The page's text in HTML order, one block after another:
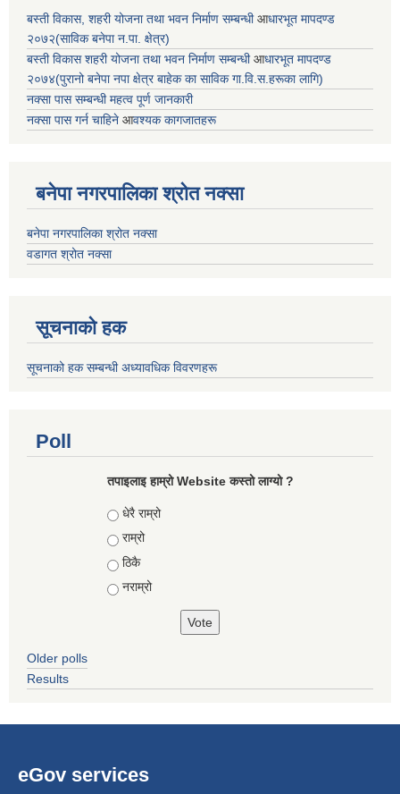
बस्ती विकास, शहरी योजना तथा भवन निर्माण सम्बन्धीआधारभूत मापदण्ड
२०७२(साविक बनेपा न.पा. क्षेत्र)
बस्ती विकास शहरी योजना तथा भवन निर्माण सम्बन्धीआधारभूत मापदण्ड
२०७४(पुरानो बनेपा नपा क्षेत्र बाहेक का साविक गा.वि.स.हरूका लागि)
नक्सा पास सम्बन्धी महत्व पूर्ण जानकारी
नक्सा पास गर्न चाहिने आवश्यक कागजातहरू
बनेपा नगरपालिका श्रोत नक्सा
बनेपा नगरपालिका श्रोत नक्सा
वडागत श्रोत नक्सा
सूचनाको हक
सूचनाको हक सम्बन्धी अध्यावधिक विवरणहरू
Poll
तपाइलाइ हाम्रो Website कस्तो लाग्यो ?
Choices
धेरै राम्रो
राम्रो
ठिकै
नराम्रो
Older polls
Results
eGov services